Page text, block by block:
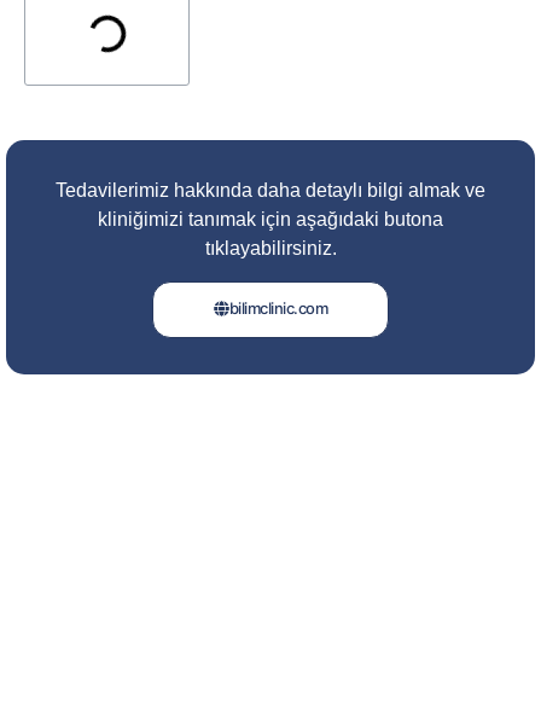
Tedavilerimiz hakkında daha detaylı bilgi almak ve
kliniğimizi tanımak için aşağıdaki butona
tıklayabilirsiniz.
bilimclinic.com